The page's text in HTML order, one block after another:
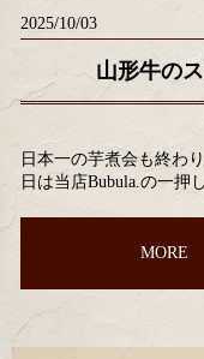
2025/10/03
山形牛の
日本一の芋煮会も終わ
日は当店Bubula.の一
MORE